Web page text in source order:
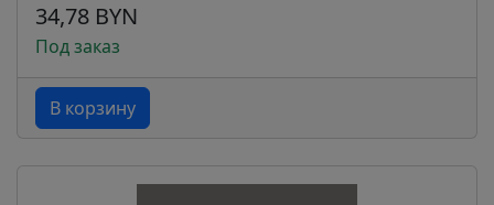
34,78 BYN
Под заказ
В корзину